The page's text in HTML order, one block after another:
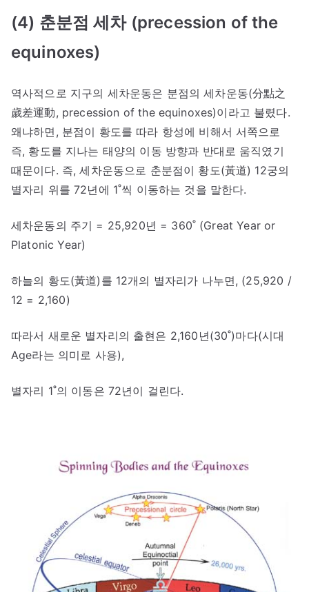
(4) 춘분점 세차 (precession of the
equinoxes)
역사적으로 지구의 세차운동은 분점의 세차운동(分點之
歲差運動, precession of the equinoxes)이라고 불렸다.
왜냐하면, 분점이 황도를 따라 항성에 비해서 서쪽으로
즉, 황도를 지나는 태양의 이동 방향과 반대로 움직였기
때문이다. 즉, 세차운동으로 춘분점이 황도(黃道) 12궁의
별자리 위를 72년에 1˚씩 이동하는 것을 말한다.
세차운동의 주기 = 25,920년 = 360˚ (Great Year or
Platonic Year)
하늘의 황도(黃道)를 12개의 별자리가 나누면, (25,920 /
12 = 2,160)
따라서 새로운 별자리의 출현은 2,160년(30˚)마다(시대
Age라는 의미로 사용),
별자리 1˚의 이동은 72년이 걸린다.